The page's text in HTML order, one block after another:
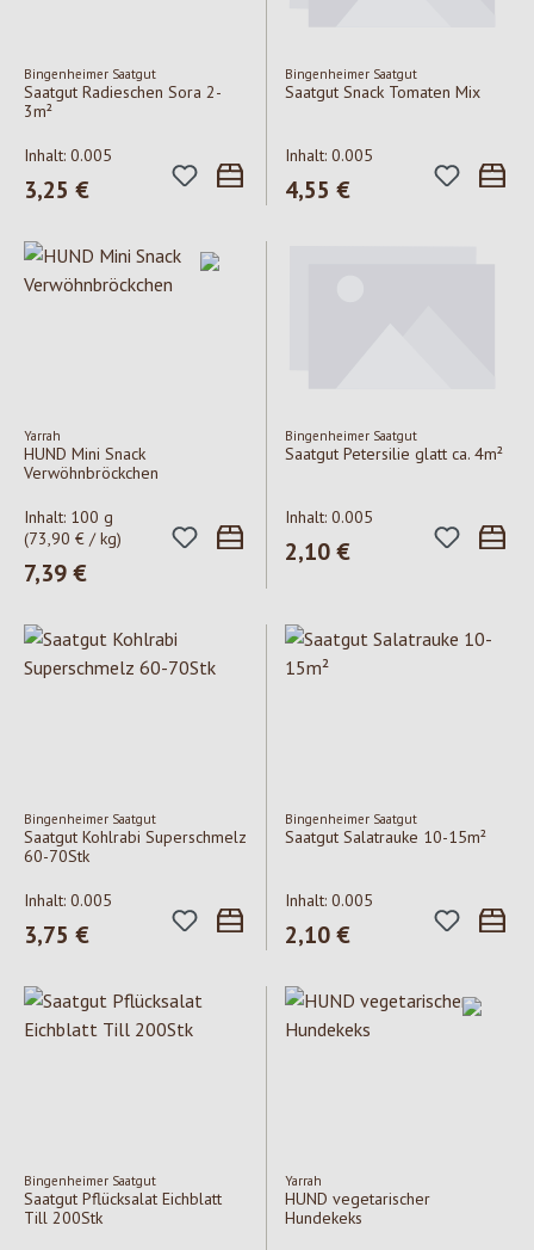
Bingenheimer Saatgut
Saatgut Radieschen Sora 2-
3m²
Inhalt: 0.005
Regulärer Preis:
3,25 €
Bingenheimer Saatgut
Saatgut Snack Tomaten Mix
Inhalt: 0.005
Regulärer Preis:
4,55 €
Yarrah
HUND Mini Snack
Verwöhnbröckchen
Inhalt: 100 g
(73,90 € / kg)
Regulärer Preis:
7,39 €
Bingenheimer Saatgut
Saatgut Petersilie glatt ca. 4m²
Inhalt: 0.005
Regulärer Preis:
2,10 €
Bingenheimer Saatgut
Saatgut Kohlrabi Superschmelz
60-70Stk
Inhalt: 0.005
Regulärer Preis:
3,75 €
Bingenheimer Saatgut
Saatgut Salatrauke 10-15m²
Inhalt: 0.005
Regulärer Preis:
2,10 €
Bingenheimer Saatgut
Saatgut Pflücksalat Eichblatt
Till 200Stk
Yarrah
HUND vegetarischer
Hundekeks